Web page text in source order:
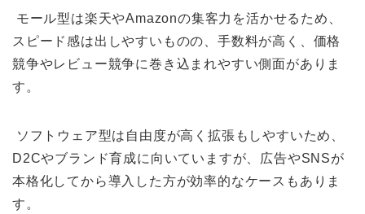
モール型は楽天やAmazonの集客力を活かせるため、
スピード感は出しやすいものの、手数料が高く、価格
競争やレビュー競争に巻き込まれやすい側面がありま
す。
ソフトウェア型は自由度が高く拡張もしやすいため、
D2Cやブランド育成に向いていますが、広告やSNSが
本格化してから導入した方が効率的なケースもありま
す。